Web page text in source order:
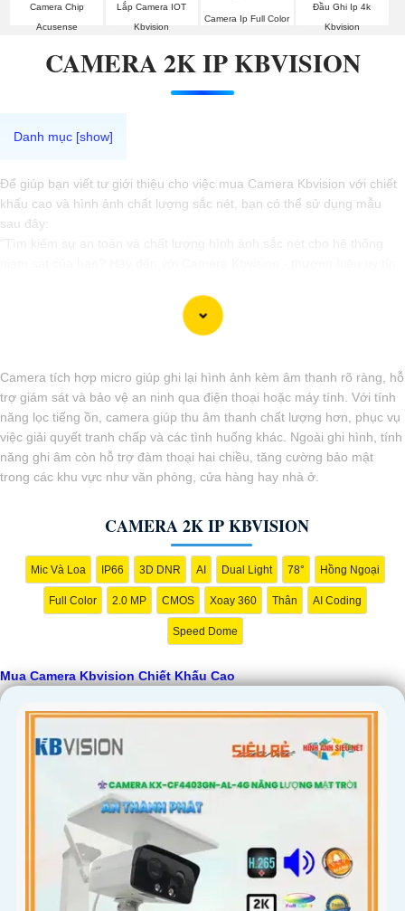
Camera Chip
Acusense
Lắp Camera IOT
Kbvision
Camera Ip Full Color
Đầu Ghi Ip 4k
Kbvision
CAMERA 2K IP KBVISION
Để giúp bạn viết tư giới thiệu cho việc mua Camera Kbvision với chiết
khấu cao và hình ảnh chất lượng sắc nét, bạn có thể sử dụng mẫu
sau đây:
đến cho bạn hình ảnh chất lượng cao, rõ nét và độ tin cậy cao. Đừng
để bất kỳ sự cố nào xảy ra mà không có sự giám sát chuyên nghiệp.
Bạn có thể điều chỉnh và thêm vào nội dung trên để phù hợp với nhu
cầu cụ thể của bạn. Chúc bạn thành công!
'
Camera tích hợp micro giúp ghi lại hình ảnh kèm âm thanh rõ ràng, hỗ
trợ giám sát và bảo vệ an ninh qua điện thoại hoặc máy tính. Với tính
năng lọc tiếng ồn, camera giúp thu âm thanh chất lượng hơn, phục vụ
việc giải quyết tranh chấp và các tình huống khác. Ngoài ghi hình, tính
năng ghi âm còn hỗ trợ đàm thoại hai chiều, tăng cường bảo mật
trong các khu vực như văn phòng, cửa hàng hay nhà ở.
CAMERA 2K IP KBVISION
Mic Và Loa IP66 3D DNR AI Dual Light 78° Hồng Ngoại
Full Color 2.0 MP CMOS Xoay 360 Thân AI Coding
Speed Dome
Mua Camera Kbvision Chiết Khấu Cao